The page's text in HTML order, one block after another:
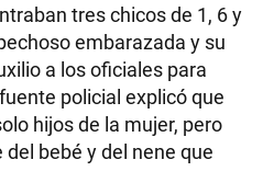
tres chicos de 1, 6 y
embarazada y su
a los oficiales para
policial explicó que
hijos de la mujer, pero
bebé y del nene que